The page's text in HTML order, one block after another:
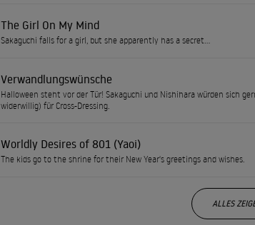
The Girl On My Mind
Sakaguchi falls for a girl, but she apparently has a secret...
Verwandlungswünsche
Halloween steht vor der Tür! Sakaguchi und Nishihara würden sich
widerwillig) für Cross-Dressing.
Worldly Desires of 801 (Yaoi)
The kids go to the shrine for their New Year's greetings and wishes.
ALLES